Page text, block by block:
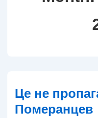
Це не
Померанцев